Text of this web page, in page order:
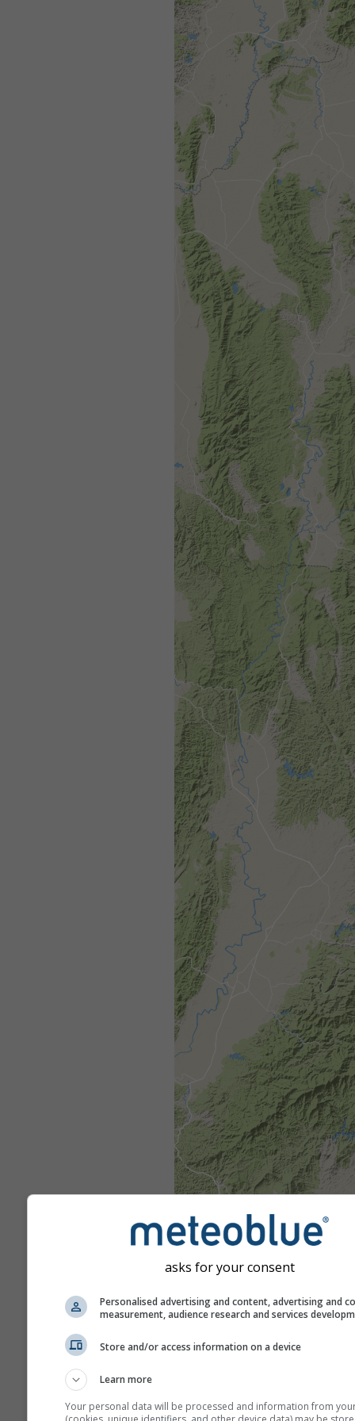
asks for your consent
Personalised advertising and content, advertising and
measurement, audience research and services
Store and/or access information on a device
Learn more
Your personal data will be processed and information from